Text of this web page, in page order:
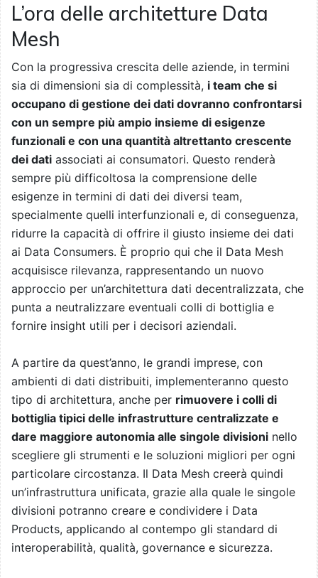
L’ora delle architetture Data
Mesh
Con la progressiva crescita delle aziende, in termini
sia di dimensioni sia di complessità, i team che si
occupano di gestione dei dati dovranno confrontarsi
con un sempre più ampio insieme di esigenze
funzionali e con una quantità altrettanto crescente
dei dati associati ai consumatori. Questo renderà
sempre più difficoltosa la comprensione delle
esigenze in termini di dati dei diversi team,
specialmente quelli interfunzionali e, di conseguenza,
ridurre la capacità di offrire il giusto insieme dei dati
ai Data Consumers. È proprio qui che il Data Mesh
acquisisce rilevanza, rappresentando un nuovo
approccio per un’architettura dati decentralizzata, che
punta a neutralizzare eventuali colli di bottiglia e
fornire insight utili per i decisori aziendali.
A partire da quest’anno, le grandi imprese, con
ambienti di dati distribuiti, implementeranno questo
tipo di architettura, anche per rimuovere i colli di
bottiglia tipici delle infrastrutture centralizzate e
dare maggiore autonomia alle singole divisioni nello
scegliere gli strumenti e le soluzioni migliori per ogni
particolare circostanza. Il Data Mesh creerà quindi
un’infrastruttura unificata, grazie alla quale le singole
divisioni potranno creare e condividere i Data
Products, applicando al contempo gli standard di
interoperabilità, qualità, governance e sicurezza.